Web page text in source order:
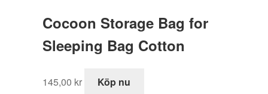
Cocoon Storage Bag for
Sleeping Bag Cotton
145,00 kr Köp nu